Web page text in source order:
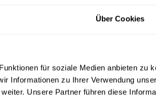
Über Cookies
für soziale Medien anbieten zu
Informationen zu Ihrer Verwendung
Unsere Partner führen diese
von 1333 Litern! Dieser